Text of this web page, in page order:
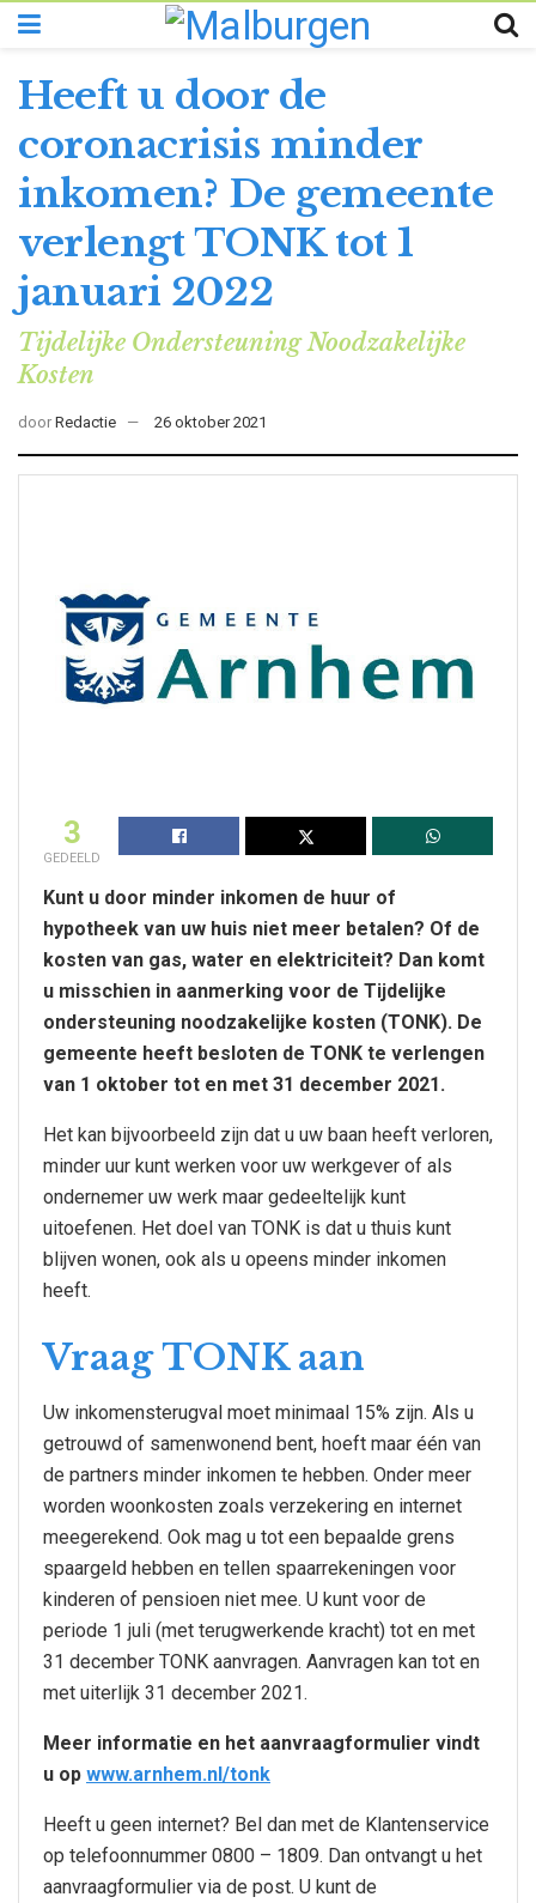
Heeft u door de
coronacrisis minder
inkomen? De gemeente
verlengt TONK tot 1
januari 2022
Tijdelijke Ondersteuning Noodzakelijke
Kosten
door Redactie 26 oktober 2021
3
GEDEELD
Kunt u door minder inkomen de huur of
hypotheek van uw huis niet meer betalen? Of de
kosten van gas, water en elektriciteit? Dan komt
u misschien in aanmerking voor de Tijdelijke
ondersteuning noodzakelijke kosten (TONK). De
gemeente heeft besloten de TONK te verlengen
van 1 oktober tot en met 31 december 2021.
Het kan bijvoorbeeld zijn dat u uw baan heeft verloren,
minder uur kunt werken voor uw werkgever of als
ondernemer uw werk maar gedeeltelijk kunt
uitoefenen. Het doel van TONK is dat u thuis kunt
blijven wonen, ook als u opeens minder inkomen
heeft.
Vraag TONK aan
Uw inkomensterugval moet minimaal 15% zijn. Als u
getrouwd of samenwonend bent, hoeft maar één van
de partners minder inkomen te hebben. Onder meer
worden woonkosten zoals verzekering en internet
meegerekend. Ook mag u tot een bepaalde grens
spaargeld hebben en tellen spaarrekeningen voor
kinderen of pensioen niet mee. U kunt voor de
periode 1 juli (met terugwerkende kracht) tot en met
31 december TONK aanvragen. Aanvragen kan tot en
met uiterlijk 31 december 2021.
Meer informatie en het aanvraagformulier vindt
u op www.arnhem.nl/tonk
Heeft u geen internet? Bel dan met de Klantenservice
op telefoonnummer 0800 – 1809. Dan ontvangt u het
aanvraagformulier via de post. U kunt de